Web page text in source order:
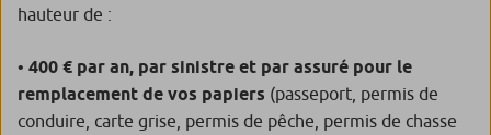
hauteur de :
• 400 € par an, par sinistre et par assuré pour le
remplacement de vos papiers (passeport, permis de
conduire, carte grise, permis de pêche, permis de chasse